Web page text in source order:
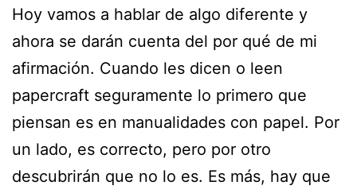
Hoy vamos a hablar de algo diferente y
ahora se darán cuenta del por qué de mi
afirmación. Cuando les dicen o leen
papercraft seguramente lo primero que
piensan es en manualidades con papel. Por
un lado, es correcto, pero por otro
descubrirán que no lo es. Es más, hay que